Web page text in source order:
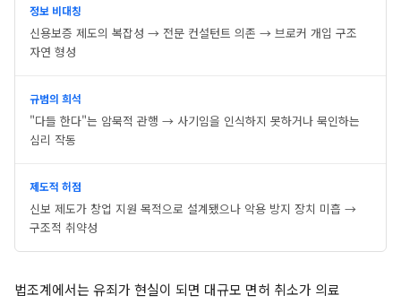
정보 비대칭
신용보증 제도의 복잡성 → 전문 컨설턴트 의존 → 브로커 개입 구조
자연 형성
규범의 희석
"다들 한다"는 암묵적 관행 → 사기임을 인식하지 못하거나 묵인하는
심리 작동
제도적 허점
신보 제도가 창업 지원 목적으로 설계됐으나 악용 방지 장치 미흡 →
구조적 취약성
법조계에서는 유죄가 현실이 되면 대규모 면허 취소가 의료